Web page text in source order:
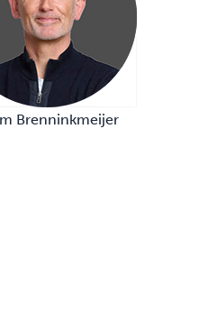
Brenninkmeijer